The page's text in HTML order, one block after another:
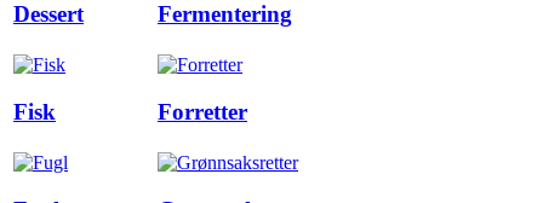
Dessert Fermentering
Fisk Forretter